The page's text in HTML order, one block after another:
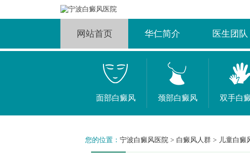
网站首页 华仁简介 医生团队
面部白癜风 颈部白癜风 双手白
您的位置： 宁波白癜风医院 > 白癜风人群 > 儿童白癜